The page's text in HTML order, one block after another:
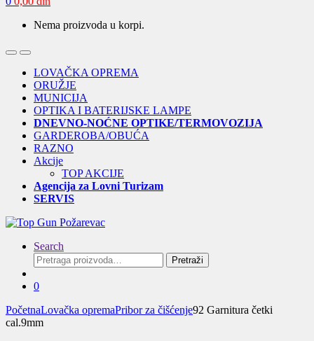
Nema proizvoda u korpi.
OpenClose
LOVAČKA OPREMA
ORUŽJE
MUNICIJA
OPTIKA I BATERIJSKE LAMPE
DNEVNO-NOĆNE OPTIKE/TERMOVOZIJA
GARDEROBA/OBUĆA
RAZNO
Akcije
TOP AKCIJE
Agencija za Lovni Turizam
SERVIS
Search
Pretraga
za:
Pretraži
0
PočetnaLovačka opremaPribor za čišćenje92 Garnitura četki
cal.9mm